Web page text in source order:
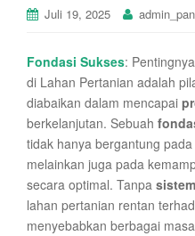
Juli 19, 2025
Fondasi Sukses: Pentingnya
di Lahan Pertanian adalah
diabaikan dalam mencapai
berkelanjutan. Sebuah
tidak hanya bergantung
melainkan juga pada
secara optimal. Tanpa
lahan pertanian rentan
menyebabkan berbagai